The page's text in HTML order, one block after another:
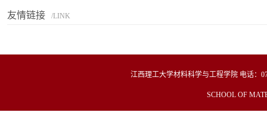
友情链接 /LINK
Copyright© 2019 材料冶金化学学部 All
江西理工大学材料科学与工程学院 电话：
SCHOOL OF